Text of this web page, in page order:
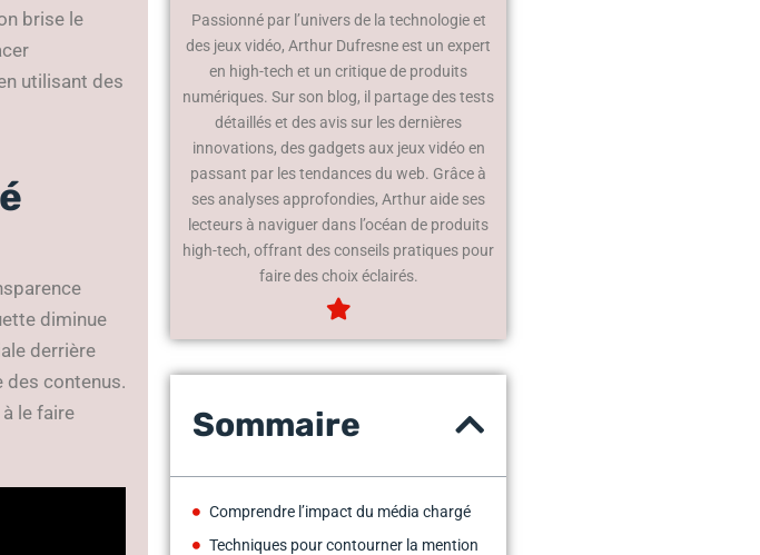
brise le
utilisant des
diminue
derrière
des contenus.
le faire
Passionné par l’univers de la technologie et
des jeux vidéo, Arthur Dufresne est un expert
en high-tech et un critique de produits
numériques. Sur son blog, il partage des tests
détaillés et des avis sur les dernières
innovations, des gadgets aux jeux vidéo en
passant par les tendances du web. Grâce à
ses analyses approfondies, Arthur aide ses
lecteurs à naviguer dans l’océan de produits
high-tech, offrant des conseils pratiques pour
faire des choix éclairés.
Sommaire
Comprendre l’impact du média chargé
Techniques pour contourner la mention